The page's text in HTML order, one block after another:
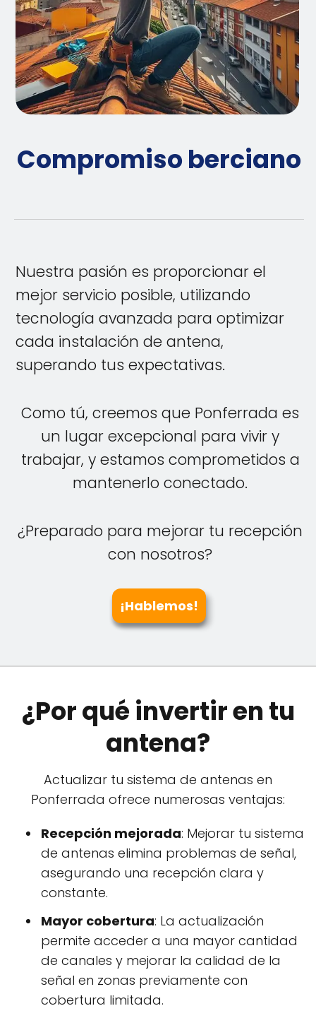
Compromiso berciano
Nuestra pasión es proporcionar el
mejor servicio posible, utilizando
tecnología avanzada para optimizar
cada instalación de antena,
superando tus expectativas.
Como tú, creemos que Ponferrada es
un lugar excepcional para vivir y
trabajar, y estamos comprometidos a
mantenerlo conectado.
¿Preparado para mejorar tu recepción
con nosotros?
¡Hablemos!
¿Por qué invertir en tu
antena?
Actualizar tu sistema de antenas en
Ponferrada ofrece numerosas ventajas:
Recepción mejorada: Mejorar tu sistema
de antenas elimina problemas de señal,
asegurando una recepción clara y
constante.
Mayor cobertura: La actualización
permite acceder a una mayor cantidad
de canales y mejorar la calidad de la
señal en zonas previamente con
cobertura limitada.